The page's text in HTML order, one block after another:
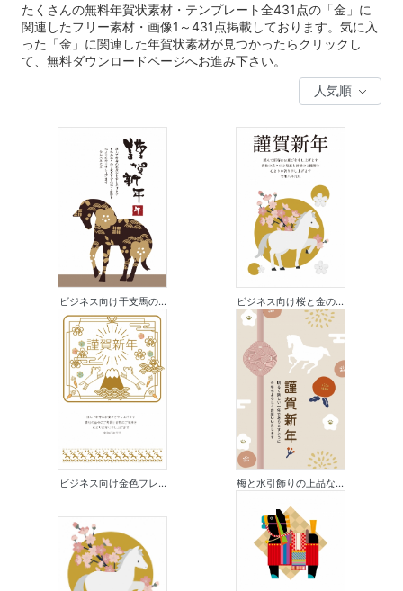
たくさんの無料年賀状素材・テンプレート全431点の「金」に
関連したフリー素材・画像1～431点掲載しております。気に入
った「金」に関連した年賀状素材が見つかったらクリックし
て、無料ダウンロードページへお進み下さい。
ビジネス向け干支馬の... ビジネス向け桜と金の...
ビジネス向け金色フレ... 梅と水引飾りの上品な...